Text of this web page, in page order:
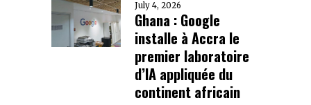
July 4, 2026
Ghana : Google
installe à Accra le
premier laboratoire
d’IA appliquée du
continent africain